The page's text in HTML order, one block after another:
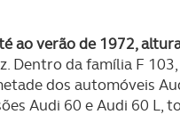
tipo de Cookies e
disponibilizados.
site.
ao verão de 1972,
Dentro da família F
dos automóveis
Audi 60 e Audi 60 L,